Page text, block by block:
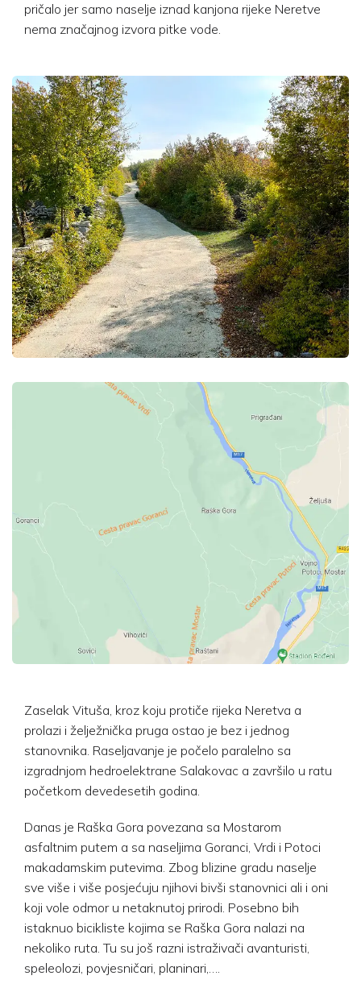
pričalo jer samo naselje iznad kanjona rijeke Neretve
nema značajnog izvora pitke vode.
Zaselak Vituša, kroz koju protiče rijeka Neretva a
prolazi i želježnička pruga ostao je bez i jednog
stanovnika. Raseljavanje je počelo paralelno sa
izgradnjom hedroelektrane Salakovac a završilo u ratu
početkom devedesetih godina.
Danas je Raška Gora povezana sa Mostarom
asfaltnim putem a sa naseljima Goranci, Vrdi i Potoci
makadamskim putevima. Zbog blizine gradu naselje
sve više i više posjećuju njihovi bivši stanovnici ali i oni
koji vole odmor u netaknutoj prirodi. Posebno bih
istaknuo bicikliste kojima se Raška Gora nalazi na
nekoliko ruta. Tu su još razni istraživači avanturisti,
speleolozi, povjesničari, planinari,….